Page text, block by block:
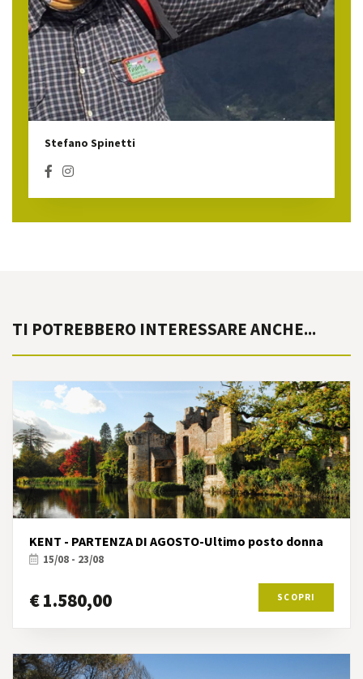
Stefano Spinetti
TI POTREBBERO INTERESSARE ANCHE...
KENT - PARTENZA DI AGOSTO-Ultimo posto donna
15/08 - 23/08
€ 1.580,00 SCOPRI